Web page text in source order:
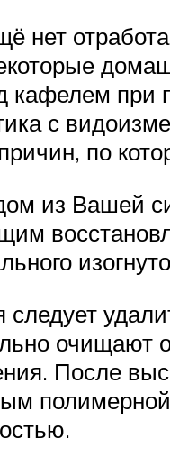
нет
кафелем
с
по
из Вашей
очищают
После